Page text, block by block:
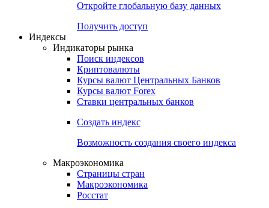
Откройте глобальную базу данных
Получить доступ
Индексы
Индикаторы рынка
Поиск индексов
Криптовалюты
Курсы валют Центральных Банков
Курсы валют Forex
Ставки центральных банков
Создать индекс
Возможность создания своего индекса
Макроэкономика
Страницы стран
Макроэкономика
Росстат